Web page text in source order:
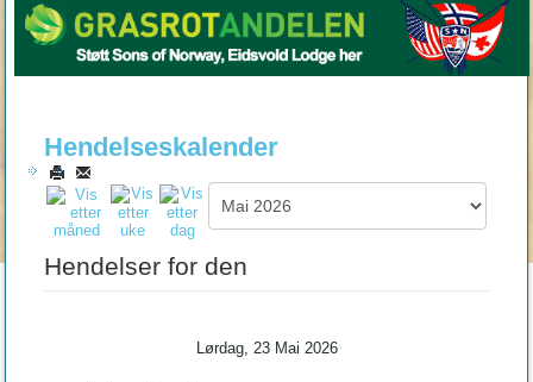
Hendelseskalender
Hendelser for den
Lørdag, 23 Mai 2026